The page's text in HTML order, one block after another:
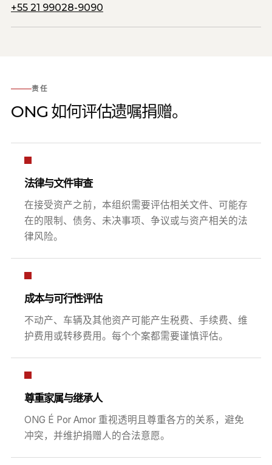
+55 21 99028-9090
责任
ONG 如何评估遗嘱捐赠。
法律与文件审查
在接受资产之前，本组织需要评估相关文件、可能存
在的限制、债务、未决事项、争议或与资产相关的法
律风险。
成本与可行性评估
不动产、车辆及其他资产可能产生税费、手续费、维
护费用或转移费用。每个个案都需要谨慎评估。
尊重家属与继承人
ONG É Por Amor 重视透明且尊重各方的关系，避免
冲突，并维护捐赠人的合法意愿。